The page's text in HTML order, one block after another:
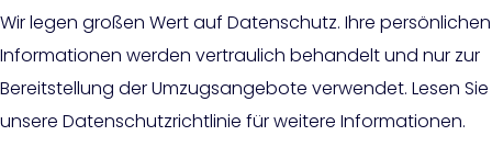
Wir legen großen Wert auf Datenschutz. Ihre persönlichen
Informationen werden vertraulich behandelt und nur zur
Bereitstellung der Umzugsangebote verwendet. Lesen Sie
unsere Datenschutzrichtlinie für weitere Informationen.